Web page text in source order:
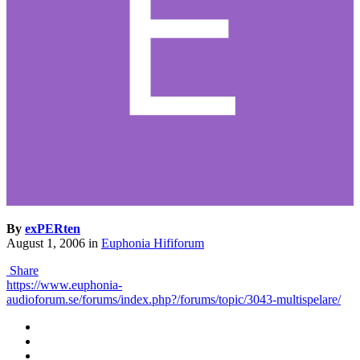
By exPERten
August 1, 2006 in Euphonia Hififorum
Share
https://www.euphonia-
audioforum.se/forums/index.php?/forums/topic/3043-multispelare/